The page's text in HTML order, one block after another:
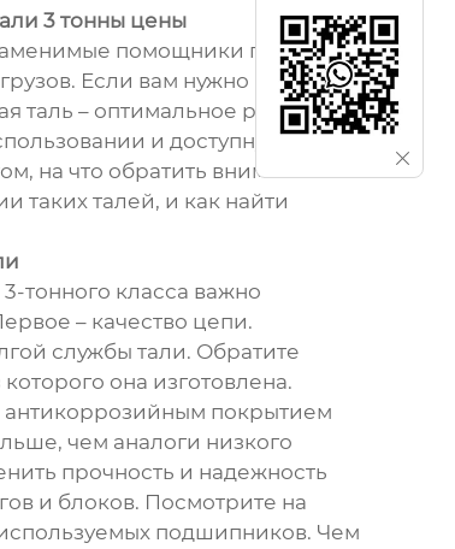
3 тонны цены
помощники при
Если вам нужно поднять
таль – оптимальное решение,
и доступную цену.
на что обратить внимание
таких талей, и как найти
тонного класса важно
– качество цепи.
службы тали. Обратите
она изготовлена.
покрытием
чем аналоги низкого
прочность и надежность
и блоков. Посмотрите на
подшипников. Чем